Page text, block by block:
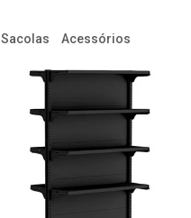
Sacolas Acessórios